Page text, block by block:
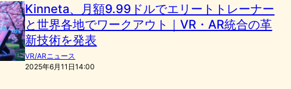
Kinneta、月額9.99ドルでエリートトレーナー
と世界各地でワークアウト｜VR・AR統合の革
新技術を発表
VR/ARニュース
2025年6月11日14:00